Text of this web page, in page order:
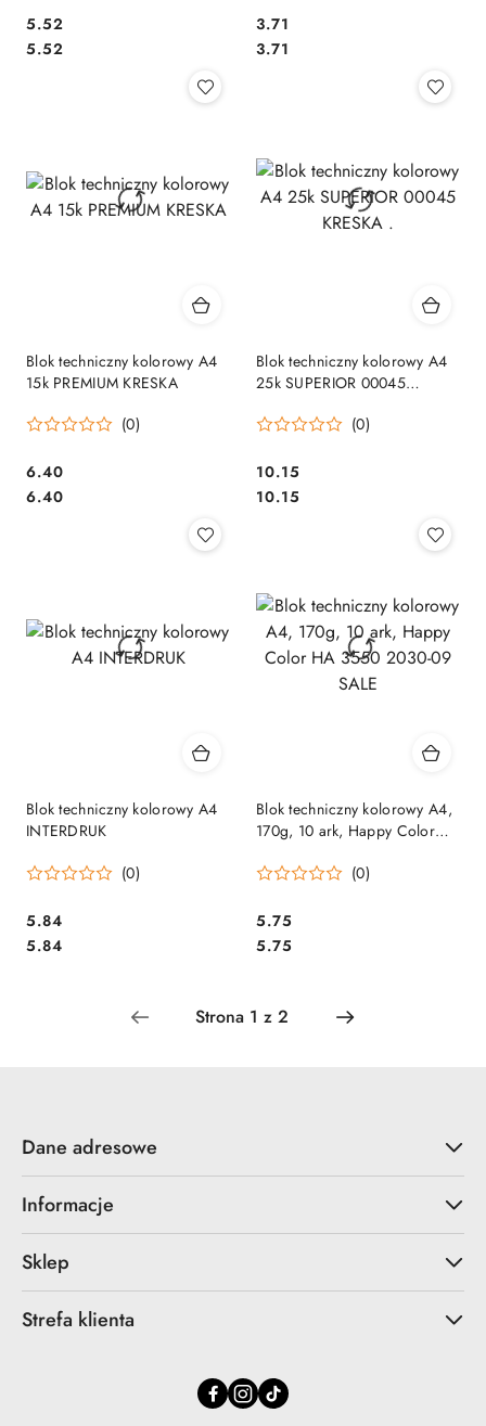
Cena:
5.52
Cena:
5.52
Cena:
3.71
Cena:
3.71
Blok techniczny kolorowy A4
15k PREMIUM KRESKA
(0)
Cena:
6.40
Cena:
6.40
Blok techniczny kolorowy A4
25k SUPERIOR 00045
(0)
Cena:
10.15
Cena:
10.15
Blok techniczny kolorowy A4
INTERDRUK
(0)
Cena:
5.84
Cena:
5.84
Blok techniczny kolorowy A4,
170g, 10 ark, Happy Color
(0)
Cena:
5.75
Cena:
5.75
Dane adresowe
Informacje
Sklep
Strefa klienta